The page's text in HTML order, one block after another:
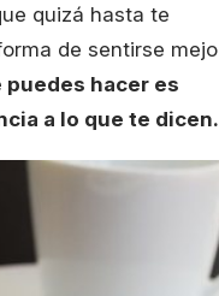
quizá hasta te
de sentirse
puedes hacer es
a lo que te dicen.